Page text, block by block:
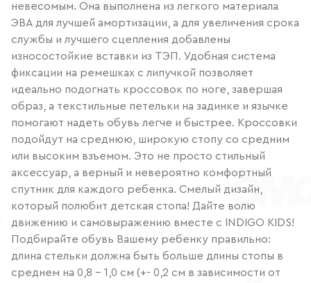
невесомым. Она выполнена из легкого материала
ЭВА для лучшей амортизации, а для увеличения срока
службы и лучшего сцепления добавлены
износостойкие вставки из ТЭП. Удобная система
фиксации на ремешках с липучкой позволяет
идеально подогнать кроссовок по ноге, завершая
образ, а текстильные петельки на задинке и язычке
помогают надеть обувь легче и быстрее. Кроссовки
подойдут на среднюю, широкую стопу со средним
или высоким взъемом. Это не просто стильный
аксессуар, а верный и невероятно комфортный
спутник для каждого ребенка. Смелый дизайн,
который полюбит детская стопа! Дайте волю
движению и самовыражению вместе с INDIGO KIDS!
Подбирайте обувь Вашему ребенку правильно:
длина стельки должна быть больше длины стопы в
среднем на 0,8 – 1,0 см (+- 0,2 см в зависимости от